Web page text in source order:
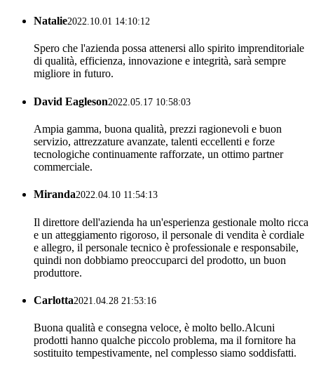
Natalie2022.10.01 14:10:12
Spero che l'azienda possa attenersi allo spirito imprenditoriale
di qualità, efficienza, innovazione e integrità, sarà sempre
migliore in futuro.
David Eagleson2022.05.17 10:58:03
Ampia gamma, buona qualità, prezzi ragionevoli e buon
servizio, attrezzature avanzate, talenti eccellenti e forze
tecnologiche continuamente rafforzate, un ottimo partner
commerciale.
Miranda2022.04.10 11:54:13
Il direttore dell'azienda ha un'esperienza gestionale molto ricca
e un atteggiamento rigoroso, il personale di vendita è cordiale
e allegro, il personale tecnico è professionale e responsabile,
quindi non dobbiamo preoccuparci del prodotto, un buon
produttore.
Carlotta2021.04.28 21:53:16
Buona qualità e consegna veloce, è molto bello.Alcuni
prodotti hanno qualche piccolo problema, ma il fornitore ha
sostituito tempestivamente, nel complesso siamo soddisfatti.